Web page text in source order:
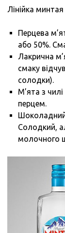
Лінійка
Перцева
або 50%.
Лакрична
смаку
солодки).
М’ята з
перцем.
Шоколадний
Солодкий,
молочного